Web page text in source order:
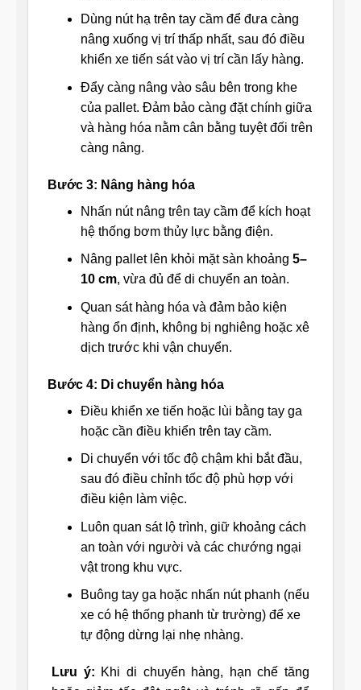
Dùng nút hạ trên tay cầm để đưa càng
nâng xuống vị trí thấp nhất, sau đó điều
khiển xe tiến sát vào vị trí cần lấy hàng.
Đẩy càng nâng vào sâu bên trong khe
của pallet. Đảm bảo càng đặt chính giữa
và hàng hóa nằm cân bằng tuyệt đối trên
càng nâng.
Bước 3: Nâng hàng hóa
Nhấn nút nâng trên tay cầm để kích hoạt
hệ thống bơm thủy lực bằng điện.
Nâng pallet lên khỏi mặt sàn khoảng 5–
10 cm, vừa đủ để di chuyển an toàn.
Quan sát hàng hóa và đảm bảo kiện
hàng ổn định, không bị nghiêng hoặc xê
dịch trước khi vận chuyển.
Bước 4: Di chuyển hàng hóa
Điều khiển xe tiến hoặc lùi bằng tay ga
hoặc cần điều khiển trên tay cầm.
Di chuyển với tốc độ chậm khi bắt đầu,
sau đó điều chỉnh tốc độ phù hợp với
điều kiện làm việc.
Luôn quan sát lộ trình, giữ khoảng cách
an toàn với người và các chướng ngại
vật trong khu vực.
Buông tay ga hoặc nhấn nút phanh (nếu
xe có hệ thống phanh từ trường) để xe
tự động dừng lại nhẹ nhàng.
Lưu ý: Khi di chuyển hàng, hạn chế tăng